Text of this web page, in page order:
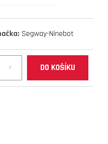
Segway-Ninebot
DO KOŠÍKU